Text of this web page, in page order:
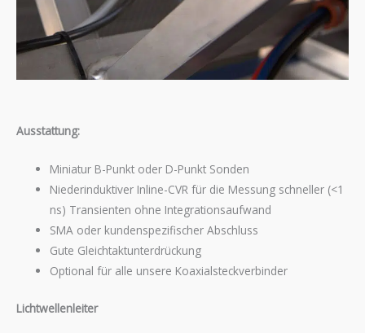
Ausstattung:
Miniatur B-Punkt oder D-Punkt Sonden
Niederinduktiver Inline-CVR für die Messung schneller (<1
ns) Transienten ohne Integrationsaufwand
SMA oder kundenspezifischer Abschluss
Gute Gleichtaktunterdrückung
Optional für alle unsere Koaxialsteckverbinder
Lichtwellenleiter